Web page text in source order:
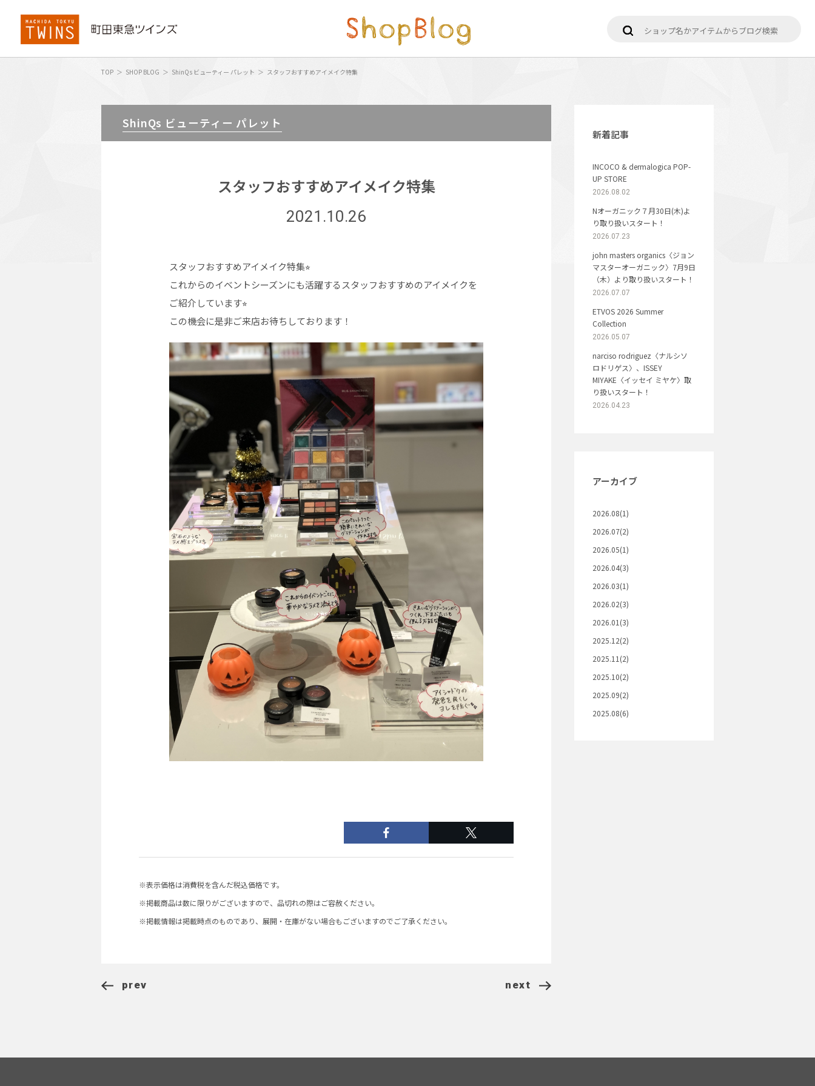
TOP SHOP BLOG ShinQs ビューティー パレット スタッフおすすめアイメイク特集
ShinQs ビューティー パレット
スタッフおすすめアイメイク特集
2021.10.26
スタッフおすすめアイメイク特集⭐︎
これからのイベントシーズンにも活躍するスタッフおすすめのアイメイクを
ご紹介しています⭐︎
この機会に是非ご来店お待ちしております！
※表示価格は消費税を含んだ税込価格です。
※掲載商品は数に限りがございますので、品切れの際はご容赦ください。
※掲載情報は掲載時点のものであり、展開・在庫がない場合もございますのでご了承ください。
prev next
新着記事
INCOCO & dermalogica POP-
UP STORE
2026.08.02
Nオーガニック７月30日(木)よ
り取り扱いスタート！
2026.07.23
john masters organics〈ジョン
マスターオーガニック〉7月9日
（木）より取り扱いスタート！
2026.07.07
ETVOS 2026 Summer
Collection
2026.05.07
narciso rodriguez〈ナルシソ
ロドリゲス〉、ISSEY
MIYAKE〈イッセイ ミヤケ〉取
り扱いスタート！
2026.04.23
アーカイブ
2026.08(1)
2026.07(2)
2026.05(1)
2026.04(3)
2026.03(1)
2026.02(3)
2026.01(3)
2025.12(2)
2025.11(2)
2025.10(2)
2025.09(2)
2025.08(6)